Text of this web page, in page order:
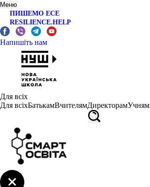
Меню
ПИШЕМО ЕСЕ
RESILIENCE.HELP
Напишіть нам
Для всіх
Для всіхБатькамВчителямДиректорамУчням